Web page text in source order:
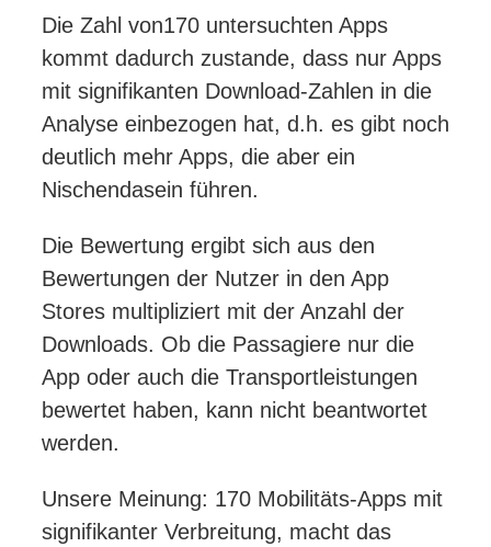
Die Zahl von170 untersuchten Apps
kommt dadurch zustande, dass nur Apps
mit signifikanten Download-Zahlen in die
Analyse einbezogen hat, d.h. es gibt noch
deutlich mehr Apps, die aber ein
Nischendasein führen.
Die Bewertung ergibt sich aus den
Bewertungen der Nutzer in den App
Stores multipliziert mit der Anzahl der
Downloads. Ob die Passagiere nur die
App oder auch die Transportleistungen
bewertet haben, kann nicht beantwortet
werden.
Unsere Meinung: 170 Mobilitäts-Apps mit
signifikanter Verbreitung, macht das